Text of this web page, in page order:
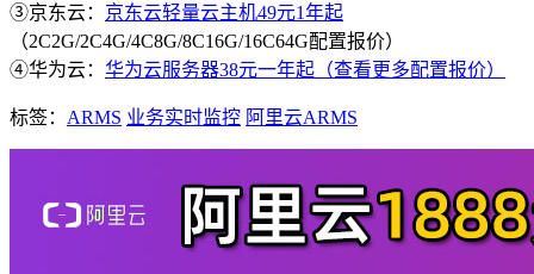
③京东云： 京东云轻量云主机49元1年起
（2C2G/2C4G/4C8G/8C16G/16C64G配置报价）
④华为云： 华为云服务器38元一年起（查看更多配置报价）
标签： ARMS 业务实时监控 阿里云ARMS